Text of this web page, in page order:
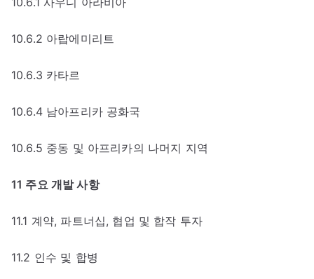
10.6.2 아랍에미리트
10.6.3 카타르
10.6.4 남아프리카 공화국
10.6.5 중동 및 아프리카의 나머지 지역
11 주요 개발 사항
11.1 계약, 파트너십, 협업 및 합작 투자
11.2 인수 및 합병